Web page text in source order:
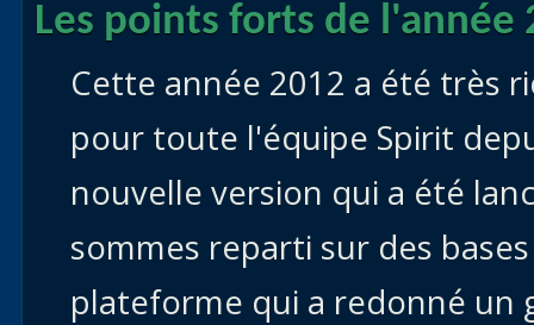
Les points forts de l'année
Cette année 2012 a été très
pour toute l'équipe Spirit
nouvelle version qui a été
sommes reparti sur des
plateforme qui a redonné un